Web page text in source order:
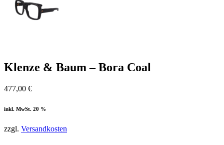
Klenze & Baum – Bora Coal
477,00 €
inkl. MwSt. 20 %
zzgl. Versandkosten